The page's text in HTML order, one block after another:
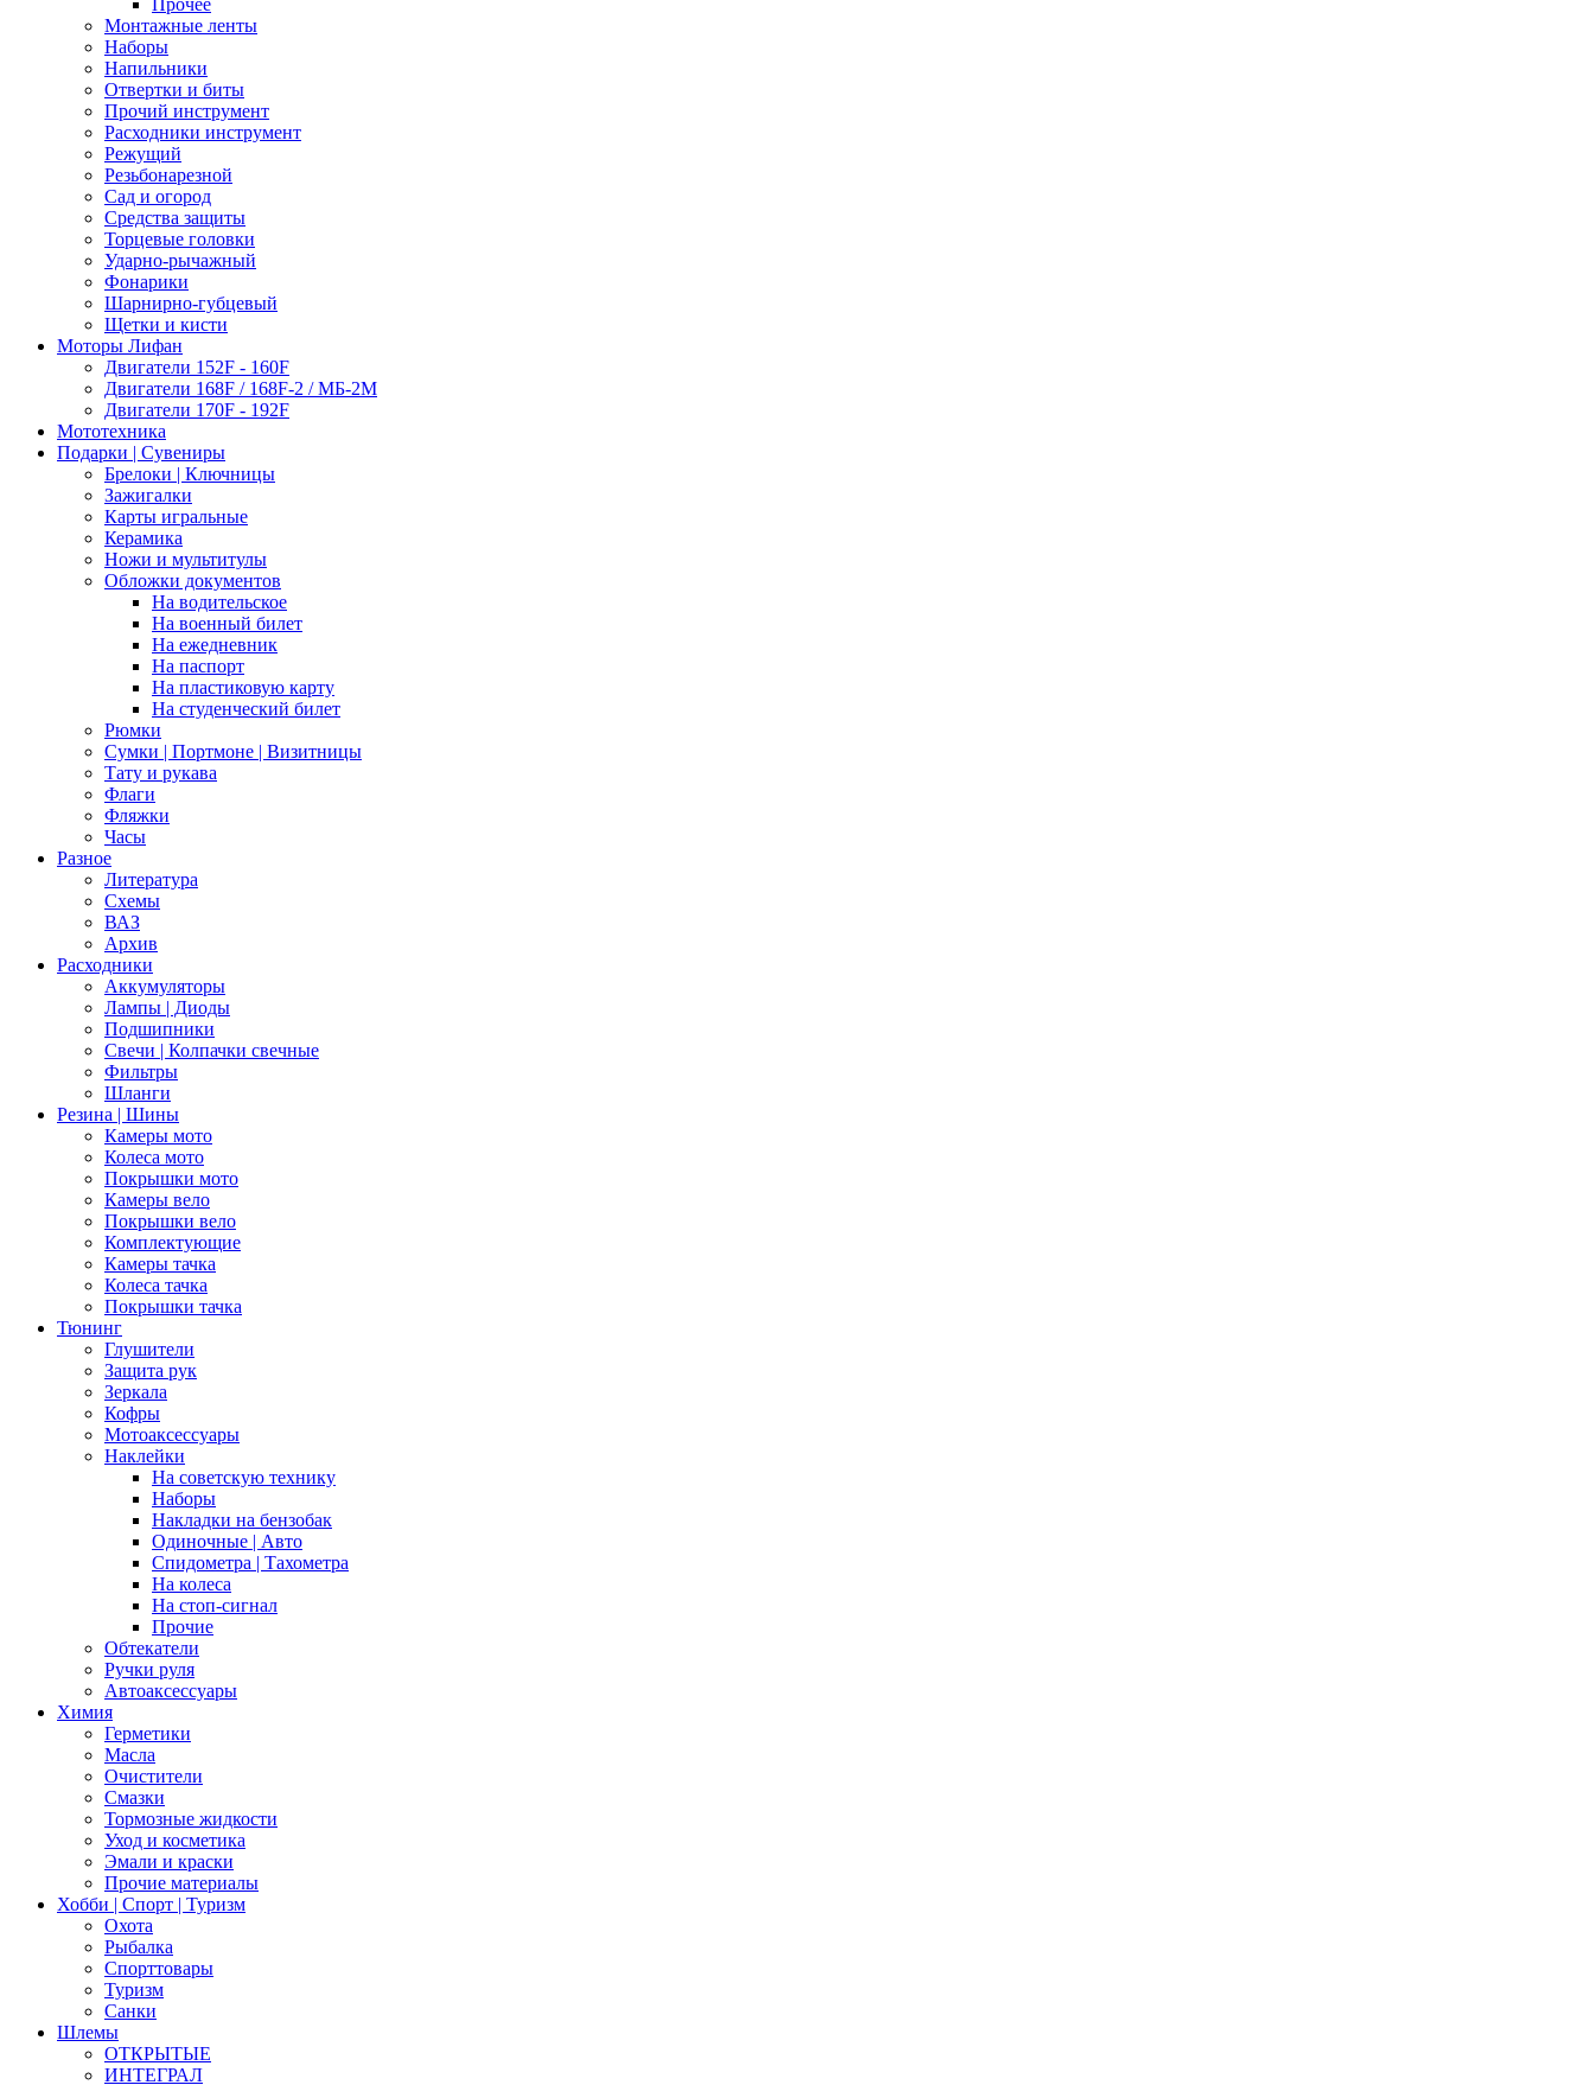
Прочее
Монтажные ленты
Наборы
Напильники
Отвертки и биты
Прочий инструмент
Расходники инструмент
Режущий
Резьбонарезной
Сад и огород
Средства защиты
Торцевые головки
Ударно-рычажный
Фонарики
Шарнирно-губцевый
Щетки и кисти
Моторы Лифан
Двигатели 152F - 160F
Двигатели 168F / 168F-2 / МБ-2М
Двигатели 170F - 192F
Мототехника
Подарки | Сувениры
Брелоки | Ключницы
Зажигалки
Карты игральные
Керамика
Ножи и мультитулы
Обложки документов
На водительское
На военный билет
На ежедневник
На паспорт
На пластиковую карту
На студенческий билет
Рюмки
Сумки | Портмоне | Визитницы
Тату и рукава
Флаги
Фляжки
Часы
Разное
Литература
Схемы
ВАЗ
Архив
Расходники
Аккумуляторы
Лампы | Диоды
Подшипники
Свечи | Колпачки свечные
Фильтры
Шланги
Резина | Шины
Камеры мото
Колеса мото
Покрышки мото
Камеры вело
Покрышки вело
Комплектующие
Камеры тачка
Колеса тачка
Покрышки тачка
Тюнинг
Глушители
Защита рук
Зеркала
Кофры
Мотоаксессуары
Наклейки
На советскую технику
Наборы
Накладки на бензобак
Одиночные | Авто
Спидометра | Тахометра
На колеса
На стоп-сигнал
Прочие
Обтекатели
Ручки руля
Автоаксессуары
Химия
Герметики
Масла
Очистители
Смазки
Тормозные жидкости
Уход и косметика
Эмали и краски
Прочие материалы
Хобби | Cпорт | Туризм
Охота
Рыбалка
Спорттовары
Туризм
Санки
Шлемы
ОТКРЫТЫЕ
ИНТЕГРАЛ